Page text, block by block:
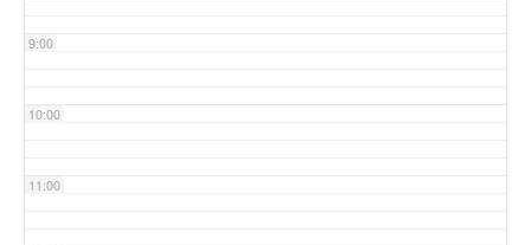
9:00
10:00
11:00